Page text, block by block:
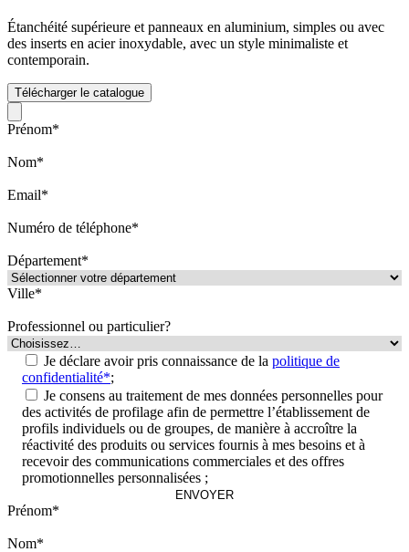
Étanchéité supérieure et panneaux en aluminium, simples ou avec
des inserts en acier inoxydable, avec un style minimaliste et
contemporain.
Télécharger le catalogue
Prénom*
Nom*
Email*
Numéro de téléphone*
Département*
Ville*
Professionnel ou particulier?
Je déclare avoir pris connaissance de la politique de
confidentialité*;
Je consens au traitement de mes données personnelles pour
des activités de profilage afin de permettre l’établissement de
profils individuels ou de groupes, de manière à accroître la
réactivité des produits ou services fournis à mes besoins et à
recevoir des communications commerciales et des offres
promotionnelles personnalisées ;
Prénom*
Nom*